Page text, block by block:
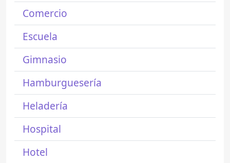
Comercio
Escuela
Gimnasio
Hamburguesería
Heladería
Hospital
Hotel